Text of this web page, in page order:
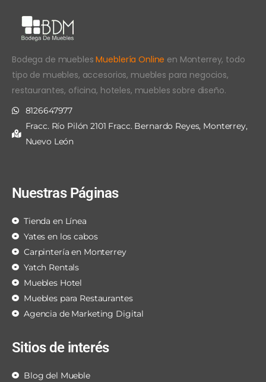
Bodega de mueblesMueblería Online en Monterrey, todo
tipo de muebles, accesorios, muebles para negocios,
restaurantes, oficina, hoteles, muebles sobre diseño.
8126647977
Fracc. Río Pilón 2101 Fracc. Bernardo Reyes, Monterrey,
Nuevo León
Nuestras Páginas
Tienda en Línea
Yates en los cabos
Carpintería en Monterrey
Yatch Rentals
Muebles Hotel
Muebles para Restaurantes
Agencia de Marketing Digital
Sitios de interés
Blog del Mueble